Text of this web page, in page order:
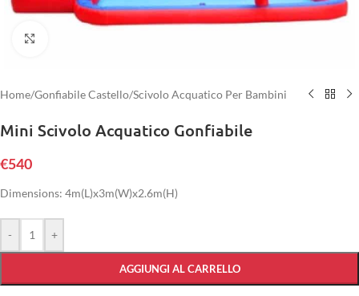
Home/Gonfiabile Castello/Scivolo Acquatico Per Bambini
Mini Scivolo Acquatico Gonfiabile
€540
Dimensions: 4m(L)x3m(W)x2.6m(H)
- +
AGGIUNGI AL CARRELLO